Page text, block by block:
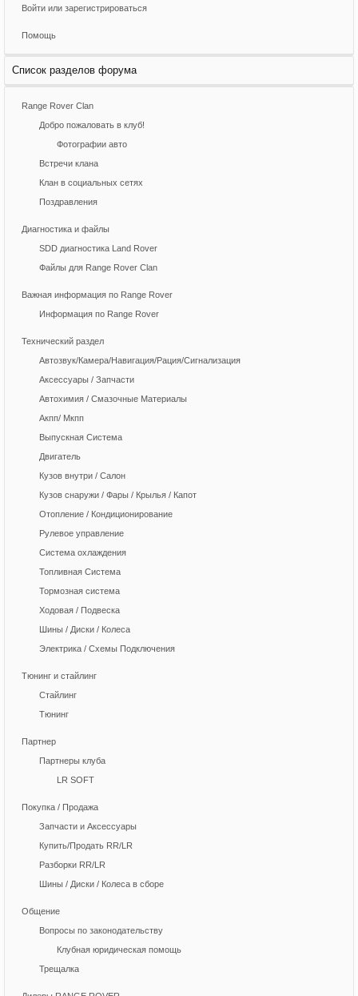
Войти или зарегистрироваться
Помощь
Список разделов форума
Range Rover Clan
Добро пожаловать в клуб!
Фотографии авто
Встречи клана
Клан в социальных сетях
Поздравления
Диагностика и файлы
SDD диагностика Land Rover
Файлы для Range Rover Clan
Важная информация по Range Rover
Информация по Range Rover
Технический раздел
Автозвук/Камера/Навигация/Рация/Сигнализация
Аксессуары / Запчасти
Автохимия / Смазочные Материалы
Акпп/ Мкпп
Выпускная Система
Двигатель
Кузов внутри / Салон
Кузов снаружи / Фары / Крылья / Капот
Отопление / Кондиционирование
Рулевое управление
Система охлаждения
Топливная Система
Тормозная система
Ходовая / Подвеска
Шины / Диски / Колеса
Электрика / Схемы Подключения
Тюнинг и стайлинг
Стайлинг
Тюнинг
Партнер
Партнеры клуба
LR SOFT
Покупка / Продажа
Запчасти и Аксессуары
Купить/Продать RR/LR
Разборки RR/LR
Шины / Диски / Колеса в сборе
Общение
Вопросы по законодательству
Клубная юридическая помощь
Трещалка